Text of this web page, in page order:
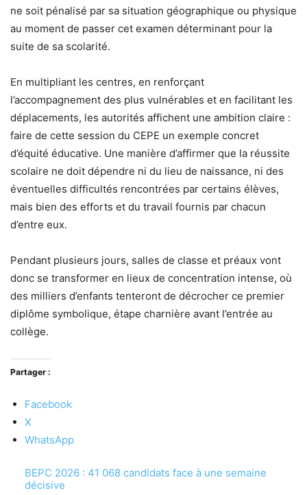
ne soit pénalisé par sa situation géographique ou physique
au moment de passer cet examen déterminant pour la
suite de sa scolarité.
En multipliant les centres, en renforçant
l’accompagnement des plus vulnérables et en facilitant les
déplacements, les autorités affichent une ambition claire :
faire de cette session du CEPE un exemple concret
d’équité éducative. Une manière d’affirmer que la réussite
scolaire ne doit dépendre ni du lieu de naissance, ni des
éventuelles difficultés rencontrées par certains élèves,
mais bien des efforts et du travail fournis par chacun
d’entre eux.
Pendant plusieurs jours, salles de classe et préaux vont
donc se transformer en lieux de concentration intense, où
des milliers d’enfants tenteront de décrocher ce premier
diplôme symbolique, étape charnière avant l’entrée au
collège.
Partager :
Facebook
X
WhatsApp
BEPC 2026 : 41 068 candidats face à une semaine
décisive